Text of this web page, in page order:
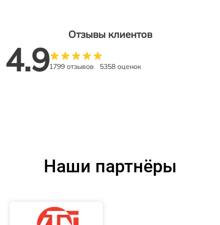
Отзывы клиентов
4.91799 отзывов 5358 оценок
Наши партнёры